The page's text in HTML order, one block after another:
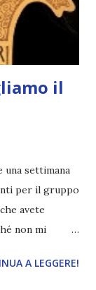
il
settimana
per il gruppo
avete
non mi
Il
A LEGGERE!